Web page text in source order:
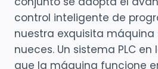
control inteligente de
nuestra exquisita
nueces. Un sistema PLC
que la máquina funcione